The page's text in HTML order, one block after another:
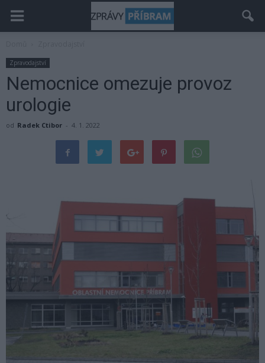
Zpravodajství
Nemocnice omezuje provoz
urologie
od Radek Ctibor - 4. 1. 2022